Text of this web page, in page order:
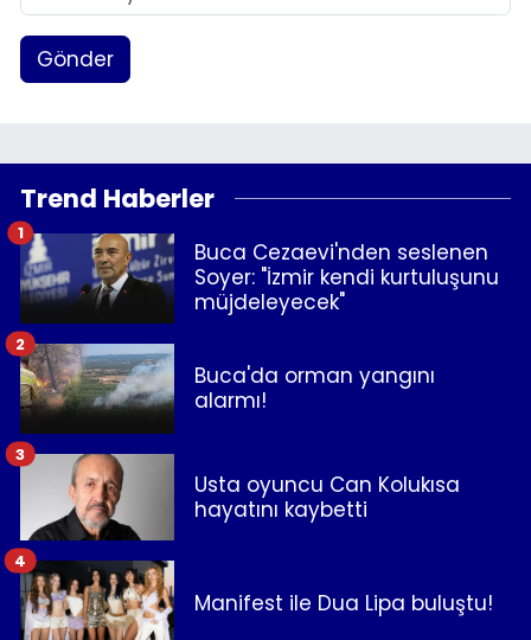
Gönder
Trend Haberler
Buca Cezaevi'nden seslenen
Soyer: "İzmir kendi kurtuluşunu
müjdeleyecek"
1
Buca'da orman yangını
alarmı!
2
Usta oyuncu Can Kolukısa
hayatını kaybetti
3
Manifest ile Dua Lipa buluştu!
4